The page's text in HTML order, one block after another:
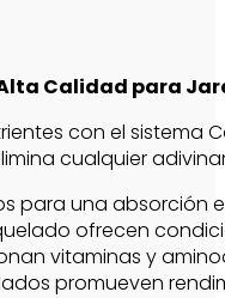
Calidad para
con el sistema
cualquier
para una absorción
ofrecen
vitaminas y
promueven